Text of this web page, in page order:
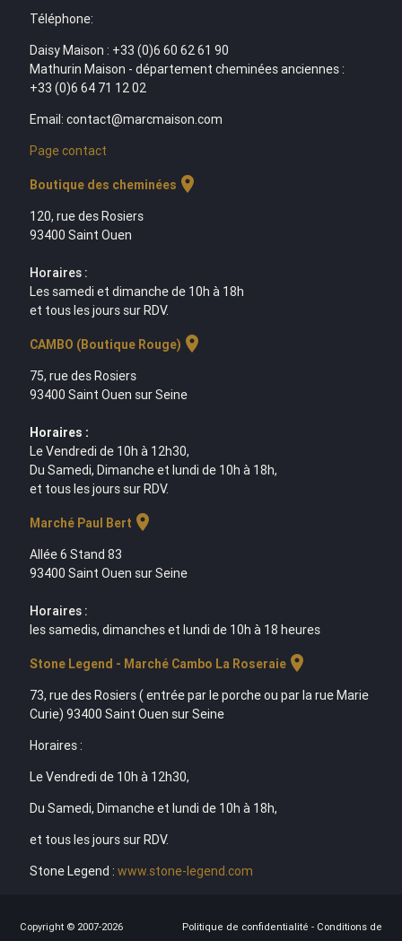
Téléphone:
Daisy Maison : +33 (0)6 60 62 61 90
Mathurin Maison - département cheminées anciennes :
+33 (0)6 64 71 12 02
Email: contact@marcmaison.com
Page contact
Boutique des cheminées location_on
120, rue des Rosiers
93400 Saint Ouen
Horaires :
Les samedi et dimanche de 10h à 18h
et tous les jours sur RDV.
CAMBO (Boutique Rouge) location_on
75, rue des Rosiers
93400 Saint Ouen sur Seine
Horaires :
Le Vendredi de 10h à 12h30,
Du Samedi, Dimanche et lundi de 10h à 18h,
et tous les jours sur RDV.
Marché Paul Bert location_on
Allée 6 Stand 83
93400 Saint Ouen sur Seine
Horaires :
les samedis, dimanches et lundi de 10h à 18 heures
Stone Legend - Marché Cambo La Roseraielocation_on
73, rue des Rosiers ( entrée par le porche ou par la rue Marie
Curie) 93400 Saint Ouen sur Seine
Horaires :
Le Vendredi de 10h à 12h30,
Du Samedi, Dimanche et lundi de 10h à 18h,
et tous les jours sur RDV.
Stone Legend : www.stone-legend.com
Copyright © 2007-2026 Politique de confidentialité - Conditions de